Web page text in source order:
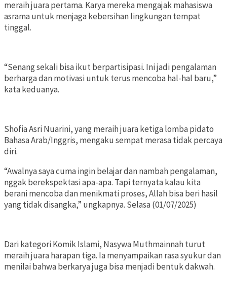
meraih juara pertama. Karya mereka mengajak mahasiswa
asrama untuk menjaga kebersihan lingkungan tempat
tinggal.
“Senang sekali bisa ikut berpartisipasi. Ini jadi pengalaman
berharga dan motivasi untuk terus mencoba hal-hal baru,”
kata keduanya.
Shofia Asri Nuarini, yang meraih juara ketiga lomba pidato
Bahasa Arab/Inggris, mengaku sempat merasa tidak percaya
diri.
“Awalnya saya cuma ingin belajar dan nambah pengalaman,
nggak berekspektasi apa-apa. Tapi ternyata kalau kita
berani mencoba dan menikmati proses, Allah bisa beri hasil
yang tidak disangka,” ungkapnya. Selasa (01/07/2025)
Dari kategori Komik Islami, Nasywa Muthmainnah turut
meraih juara harapan tiga. Ia menyampaikan rasa syukur dan
menilai bahwa berkarya juga bisa menjadi bentuk dakwah.